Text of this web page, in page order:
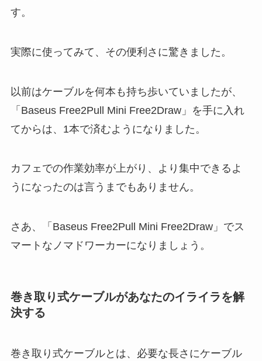
す。
実際に使ってみて、その便利さに驚きました。
以前はケーブルを何本も持ち歩いていましたが、
「Baseus Free2Pull Mini Free2Draw」を手に入れ
てからは、1本で済むようになりました。
カフェでの作業効率が上がり、より集中できるよ
うになったのは言うまでもありません。
さあ、「Baseus Free2Pull Mini Free2Draw」でス
マートなノマドワーカーになりましょう。
巻き取り式ケーブルがあなたのイライラを解
決する
巻き取り式ケーブルとは、必要な長さにケーブル